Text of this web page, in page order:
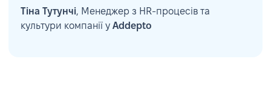
Тіна Тутунчі, Менеджер з HR-процесів та
культури компанії у Addepto